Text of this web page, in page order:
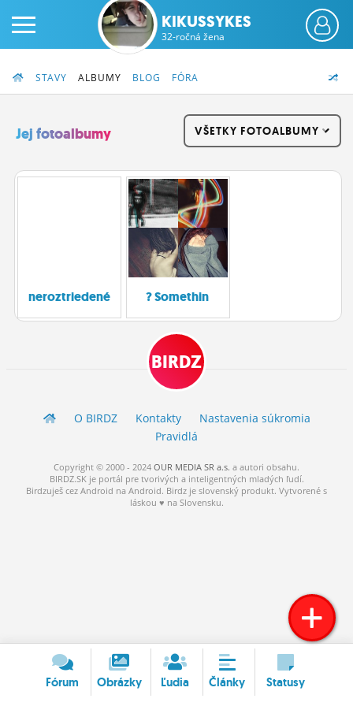
BLOGY
ROLETA
KIKUSSYKES
32-ročná žena
STAVY ALBUMY BLOG FÓRA
Jej fotoalbumy VŠETKY FOTOALBUMY
neroztriedené ? Somethin
BIRDZ
O BIRDZ Kontakty
Nastavenia súkromia
Pravidlá
Copyright © 2000 - 2024 OUR MEDIA SR a.s. a autori obsahu.
BIRDZ.SK je portál pre tvorivých a inteligentných mladých ľudí.
Birdzuješ cez Android na Android. Birdz je slovenský produkt. Vytvorené s
láskou ♥ na Slovensku.
Fórum Obrázky Ľudia Články Statusy